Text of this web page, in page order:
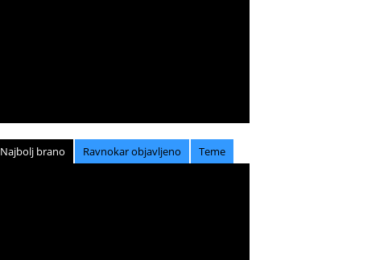
Najbolj brano Ravnokar objavljeno Teme